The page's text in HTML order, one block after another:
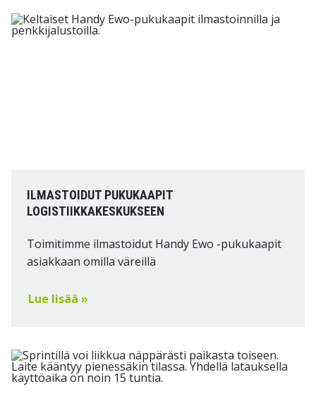
ILMASTOIDUT PUKUKAAPIT
LOGISTIIKKAKESKUKSEEN
Toimitimme ilmastoidut Handy Ewo -pukukaapit
asiakkaan omilla väreillä
Lue lisää »